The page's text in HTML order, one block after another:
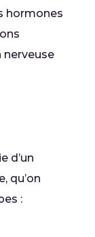
hormones
nerveuse
d’un
qu’on
: